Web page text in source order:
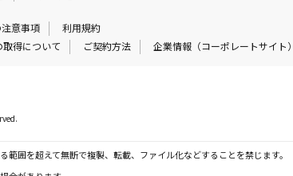
意事項
利用規約
取得について ご契約方法 企業情報（コーポレートサイト）
囲を超えて無断で複製、転載、ファイル化などすることを禁じます。